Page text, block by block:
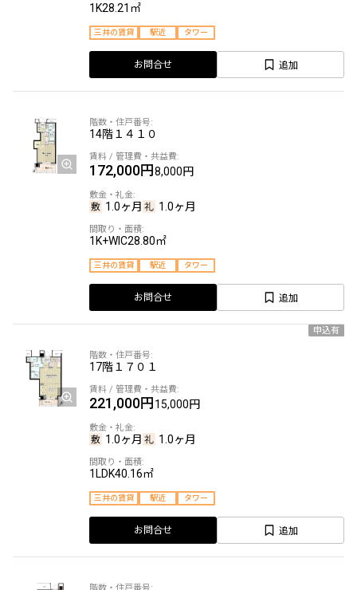
1K28.21㎡
三井の賃貸 駅近 タワー
お問合せ 追加
14階 １４１０
172,000円8,000円
1.0ヶ月 1.0ヶ月
1K+WIC28.80㎡
三井の賃貸 駅近 タワー
お問合せ 追加
申込有
17階 １７０１
221,000円15,000円
1.0ヶ月 1.0ヶ月
1LDK40.16㎡
三井の賃貸 駅近 タワー
お問合せ 追加